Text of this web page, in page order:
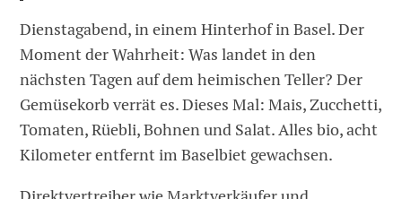
Dienstagabend, in einem Hinterhof in Basel. Der
Moment der Wahrheit: Was landet in den
nächsten Tagen auf dem heimischen Teller? Der
Gemüsekorb verrät es. Dieses Mal: Mais, Zucchetti,
Tomaten, Rüebli, Bohnen und Salat. Alles bio, acht
Kilometer entfernt im Baselbiet gewachsen.